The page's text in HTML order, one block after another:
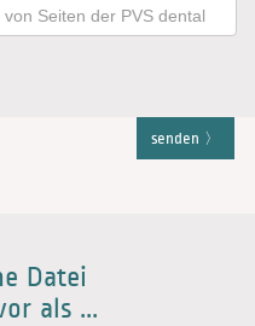
senden
Datei
als ...